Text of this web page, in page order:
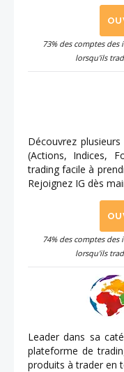
73% des comptes
lorsqu'ils
Découvrez
(Actions, Indices,
trading facile à
Rejoignez IG dès
74% des comptes
lorsqu'ils
Leader dans sa
plateforme de
produits à trader en